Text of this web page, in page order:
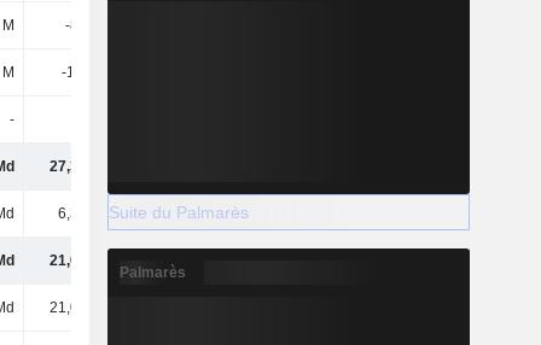
-842 M
-1,37 M
-
27,39 Md
6,38 Md 7,99 Md
21,02 Md 26,34 Md
21,02 Md
Suite du Palmarès
Palmarès